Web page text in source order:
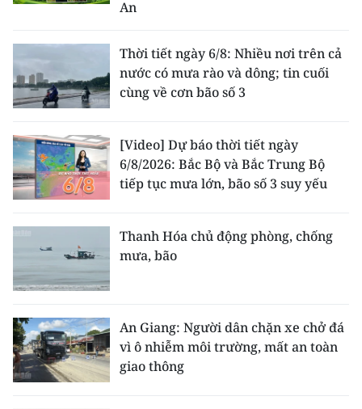
An
Thời tiết ngày 6/8: Nhiều nơi trên cả
nước có mưa rào và dông; tin cuối
cùng về cơn bão số 3
[Video] Dự báo thời tiết ngày
6/8/2026: Bắc Bộ và Bắc Trung Bộ
tiếp tục mưa lớn, bão số 3 suy yếu
Thanh Hóa chủ động phòng, chống
mưa, bão
An Giang: Người dân chặn xe chở đá
vì ô nhiễm môi trường, mất an toàn
giao thông